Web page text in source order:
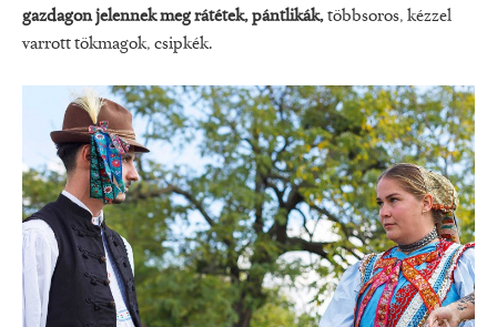
gazdagon jelennek meg rátétek, pántlikák,többsoros, kézzel
varrott tökmagok, csipkék.